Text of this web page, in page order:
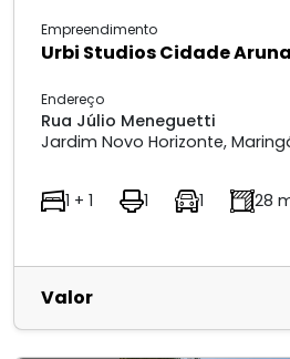
Empreendimento
Urbi Studios Cidade Aruna
Endereço
Rua Júlio Meneguetti
Jardim Novo Horizonte,
1 + 1 1 1 28
Valor